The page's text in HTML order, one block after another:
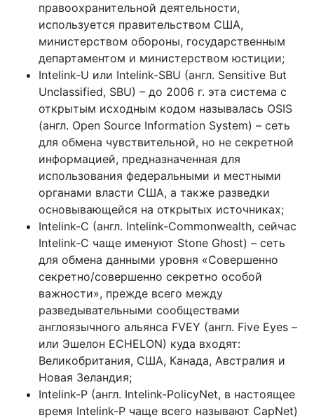
правоохранительной деятельности,
используется правительством США,
министерством обороны, государственным
департаментом и министерством юстиции;
Intelink-U или Intelink-SBU (англ. Sensitive But
Unclassified, SBU) – до 2006 г. эта система с
открытым исходным кодом называлась OSIS
(англ. Open Source Information System) – сеть
для обмена чувствительной, но не секретной
информацией, предназначенная для
использования федеральными и местными
органами власти США, а также разведки
основывающейся на открытых источниках;
Intelink-C (англ. Intelink-Commonwealth, сейчас
Intelink-C чаще именуют Stone Ghost) – сеть
для обмена данными уровня «Совершенно
секретно/совершенно секретно особой
важности», прежде всего между
разведывательными сообществами
англоязычного альянса FVEY (англ. Five Eyes –
или Эшелон ECHELON) куда входят:
Великобритания, США, Канада, Австралия и
Новая Зеландия;
Intelink-P (англ. Intelink-PolicyNet, в настоящее
время Intelink-P чаще всего называют CapNet)